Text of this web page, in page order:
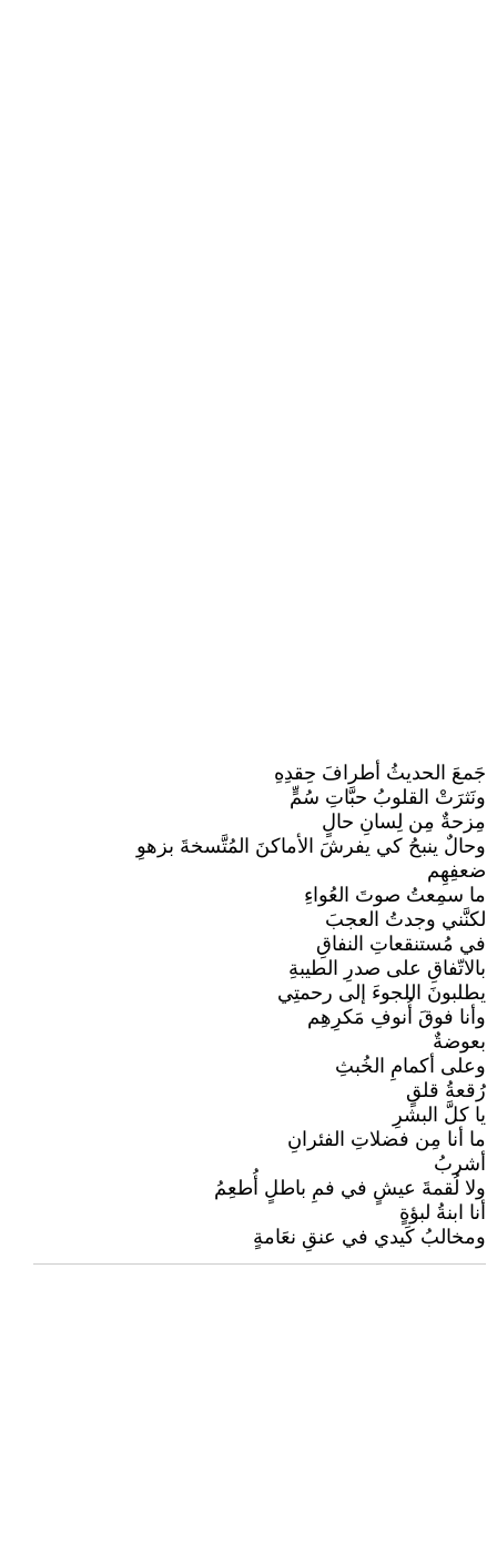
جَمعَ الحديثُ أطرافَ حِقدِهِ
ونَثرَتْ القلوبُ حبَّاتِ سُمٍّ
مِزحةٌ مِن لِسانِ حالٍ
وحالٌ ينبحُ كي يفرشَ الأماكنَ المُتَّسخةَ بزهوِ
ضعفِهِم
ما سمِعتُ صوتَ العُواءِ
لكنَّني وجدتُ العجبَ
في مُستنقعاتِ النفاقِ
بالاتّفاقِ على صدرِ الطيبةِ
يطلبونَ اللجوءَ إلى رحمتِي
وأنا فوقَ أُنوفِ مَكرِهِم
بعوضةٌ
وعلى أكمامِ الخُبثِ
رُقعةُ قلقٍ
يا كلَّ البشرِ
ما أنا مِن فضلاتِ الفئرانِ
أشربُ
ولا لُقمةَ عيشٍ في فمِ باطلٍ أُطعِمُ
أنا ابنةُ لبؤةٍ
ومخالبُ كَيدي في عنقِ نعَامةٍ